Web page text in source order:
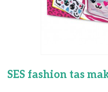
SES fashion tas